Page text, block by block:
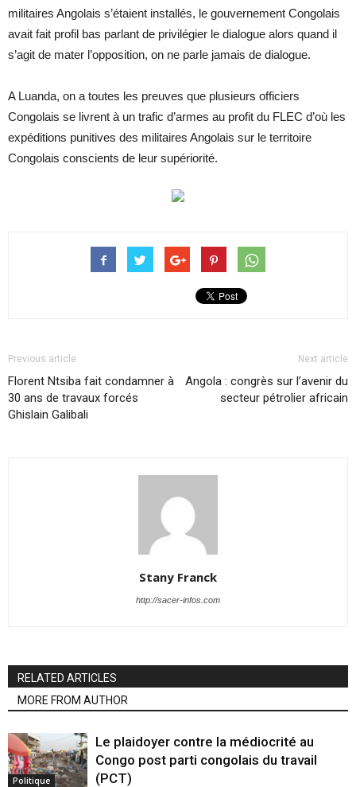
militaires Angolais s’étaient installés, le gouvernement Congolais
avait fait profil bas parlant de privilégier le dialogue alors quand il
s’agit de mater l’opposition, on ne parle jamais de dialogue.
A Luanda, on a toutes les preuves que plusieurs officiers
Congolais se livrent à un trafic d’armes au profit du FLEC d’où les
expéditions punitives des militaires Angolais sur le territoire
Congolais conscients de leur supériorité.
Previous article
Florent Ntsiba fait condamner à
30 ans de travaux forcés
Ghislain Galibali
Next article
Angola : congrès sur l’avenir du
secteur pétrolier africain
Stany Franck
http://sacer-infos.com
RELATED ARTICLES
MORE FROM AUTHOR
Politique
Le plaidoyer contre la médiocrité au
Congo post parti congolais du travail
(PCT)